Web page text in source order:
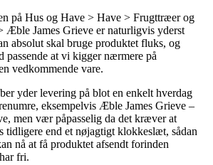
på Hus og Have > Have > Frugttræer og
James Grieve er naturligvis yderst
absolut skal bruge produktet fluks, og
passende at vi kigger nærmere på
vedkommende vare.
yder levering på blot en enkelt hverdag
eksempelvis Æble James Grieve –
men vær påpasselig da det kræver at
tidligere end et nøjagtigt klokkeslæt, sådan
nå at få produktet afsendt forinden
fri.